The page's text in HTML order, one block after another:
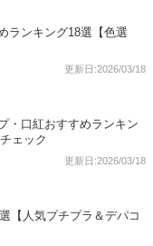
ランキング18選【色選
更新日:2026/03/18
・口紅おすすめランキン
ェック
更新日:2026/03/18
【人気プチプラ＆デパコ